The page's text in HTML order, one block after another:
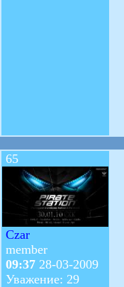
65
Czar
member
09:37 28-03-2009
Уважение: 29